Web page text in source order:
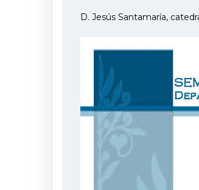
D. Jesús Santamaría,